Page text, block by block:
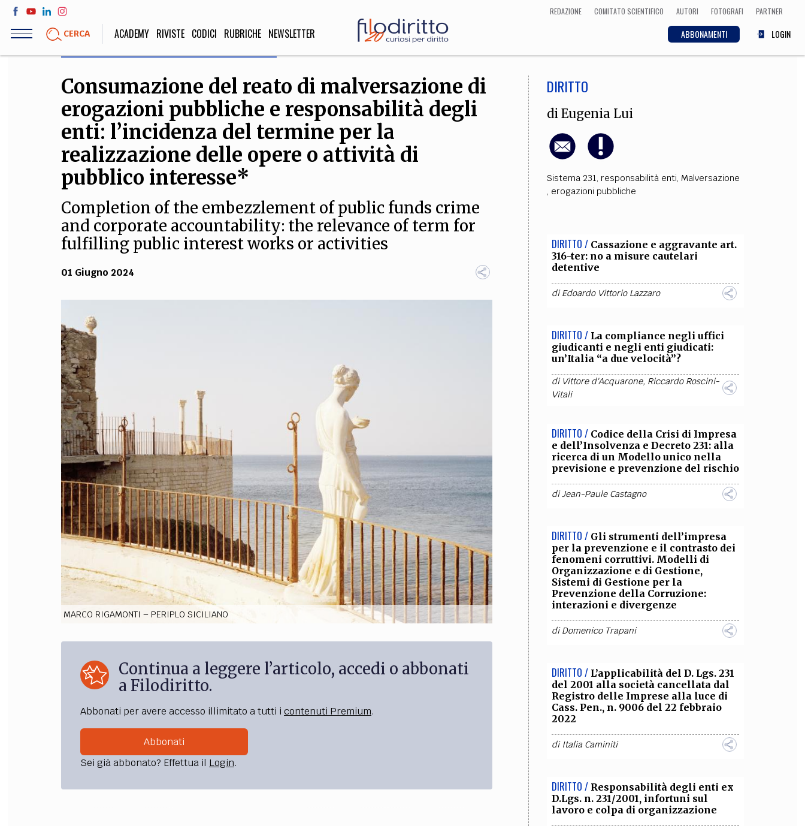
Salta
contenuto
REDAZIONE COMITATO SCIENTIFICO AUTORI FOTOGRAFI PARTNER
CERCA ABBONAMENTI LOGIN
ACADEMY RIVISTE CODICI RUBRICHE NEWSLETTER
LIFE STYLE
Sport, Cucina, Viaggi,
Moda
SOCIETÀ
Politica, Attualità,
Educazione, Lavoro, Esteri
DIRITTO ECONOMIA
STORIA E FILOSOFIA
Scienze storiche,
umanistiche, Religione
Scienze informatiche,
Architettura, Ingegneria
CULTURA
Arte, Cinema, Musica,
COLLABORA CON NOI
Consumazione del reato di malversazione di
erogazioni pubbliche e responsabilità degli
enti: l’incidenza del termine per la
realizzazione delle opere o attività di
pubblico interesse*
Completion of the embezzlement of public funds crime
and corporate accountability: the relevance of term for
fulfilling public interest works or activities
01 Giugno 2024
MARCO RIGAMONTI – PERIPLO SICILIANO
Continua a leggere l’articolo, accedi o abbonati
a Filodiritto.
Abbonati per avere accesso illimitato a tutti i contenuti Premium.
Abbonati
Sei già abbonato? Effettua il Login.
DIRITTO
di Eugenia Lui
Sistema 231, responsabilità enti, Malversazione
, erogazioni pubbliche
DIRITTO / Cassazione e aggravante art.
316-ter: no a misure cautelari
detentive
diEdoardo Vittorio Lazzaro
DIRITTO / La compliance negli uffici
giudicanti e negli enti giudicati:
un’Italia “a due velocità”?
di Vittore d'Acquarone, Riccardo Roscini-
Vitali
DIRITTO / Codice della Crisi di Impresa
e dell’Insolvenza e Decreto 231: alla
ricerca di un Modello unico nella
previsione e prevenzione del rischio
diJean-Paule Castagno
DIRITTO / Gli strumenti dell’impresa
per la prevenzione e il contrasto dei
fenomeni corruttivi. Modelli di
Organizzazione e di Gestione,
Sistemi di Gestione per la
Prevenzione della Corruzione:
interazioni e divergenze
diDomenico Trapani
DIRITTO / L’applicabilità del D. Lgs. 231
del 2001 alla società cancellata dal
Registro delle Imprese alla luce di
Cass. Pen., n. 9006 del 22 febbraio
2022
di Italia Caminiti
DIRITTO / Responsabilità degli enti ex
D.Lgs. n. 231/2001, infortuni sul
lavoro e colpa di organizzazione